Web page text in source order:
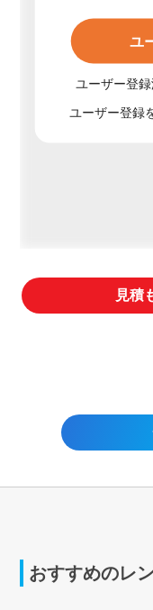
ユ
ユーザー登
ユーザー登録
見積
おすすめのレ